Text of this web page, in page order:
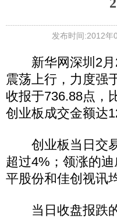
发布时间:2012年
新华网深圳2月
震荡上行，力度强
收报于736.88点，
创业板成交金额达
创业板当日交易
超过4%；领涨的
平股份和佳创视讯
当日收盘报跌的